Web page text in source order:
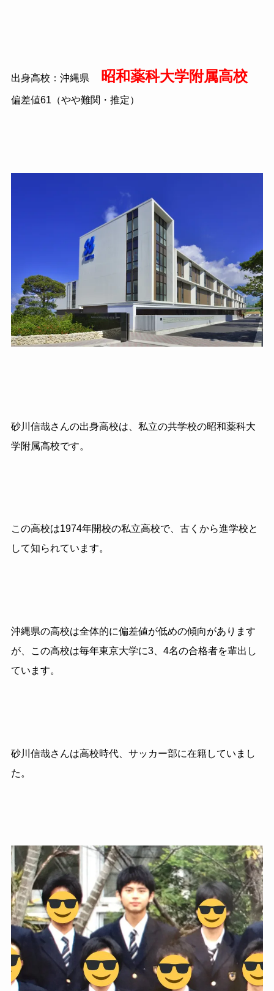
出身高校：沖縄県 昭和薬科大学附属高校
偏差値61（やや難関・推定）
砂川信哉さんの出身高校は、私立の共学校の昭和薬科大
学附属高校です。
この高校は1974年開校の私立高校で、古くから進学校と
して知られています。
沖縄県の高校は全体的に偏差値が低めの傾向があります
が、この高校は毎年東京大学に3、4名の合格者を輩出し
ています。
砂川信哉さんは高校時代、サッカー部に在籍していまし
た。